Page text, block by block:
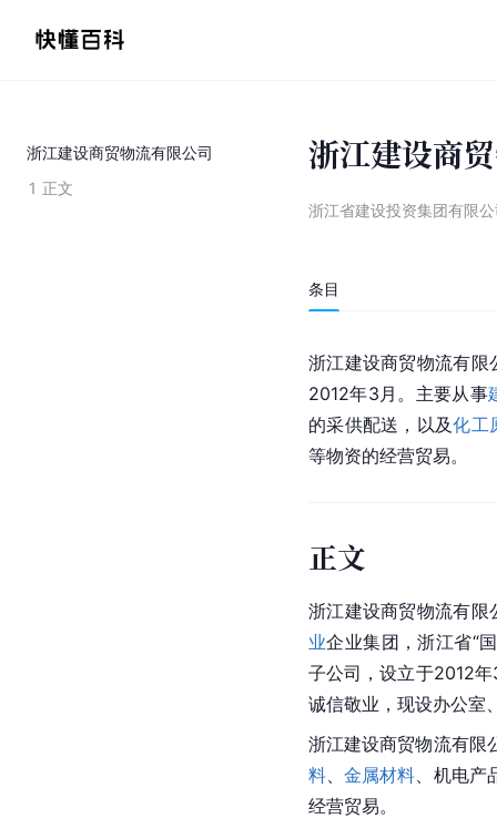
浙江建设商贸物流有限公司
1 正文
浙江建设商
浙江省建设投资集团有限
条目
浙江建设商贸物流有限
2012年3月。主要从事
的采供配送，以及化工
等物资的经营贸易。
正文
浙江建设商贸物流有限
业企业集团，浙江省“
子公司，设立于2012
诚信敬业，现设办公室
浙江建设商贸物流有限
料 、金属材料 、机电
经营贸易。